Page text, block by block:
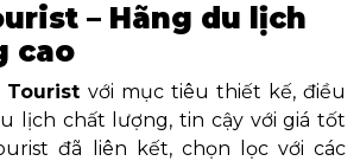
– Hãng du lịch
cao
Tourist với mục tiêu thiết kế, điều
lịch chất lượng, tin cậy với giá tốt
đã liên kết, chọn lọc với các